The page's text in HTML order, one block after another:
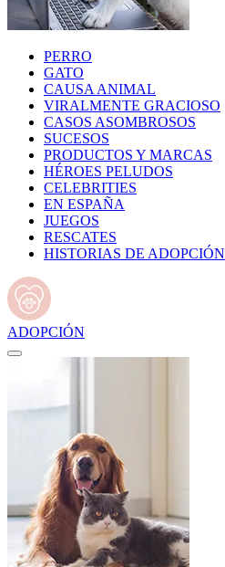
PERRO
GATO
CAUSA ANIMAL
VIRALMENTE GRACIOSO
CASOS ASOMBROSOS
SUCESOS
PRODUCTOS Y MARCAS
HÉROES PELUDOS
CELEBRITIES
EN ESPAÑA
JUEGOS
RESCATES
HISTORIAS DE ADOPCIÓN
ADOPCIÓN